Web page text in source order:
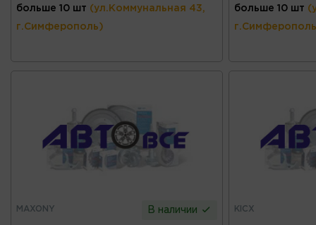
больше 10 шт (ул.Коммунальная 43,
г.Симферополь)
больше 10 шт
MAXONY В наличии KICX